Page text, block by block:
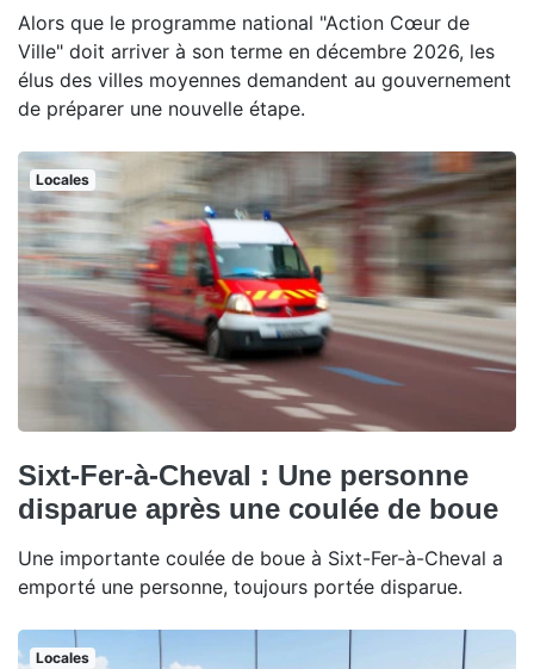
Alors que le programme national "Action Cœur de
Ville" doit arriver à son terme en décembre 2026, les
élus des villes moyennes demandent au gouvernement
de préparer une nouvelle étape.
Locales
Sixt-Fer-à-Cheval : Une personne
disparue après une coulée de boue
Une importante coulée de boue à Sixt-Fer-à-Cheval a
emporté une personne, toujours portée disparue.
Locales